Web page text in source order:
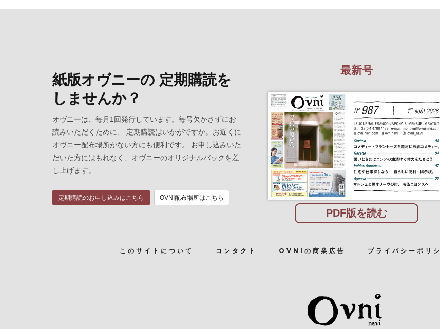
紙版オヴニーの 定期購読を
しませんか？
オヴニーは、毎月1回発行しています。毎号欠かさずにお
読みいただくために、 定期購読はいかがですか。お近くに
オヴニー配布場所がない方にも便利です。 お申し込みいた
だいた方にはもれなく、オヴニーのオリジナルバックを差
し上げます。
定期購読のお申し込みはこちら OVNI配布場所はこちら
最新号
PDF版を読む
このサイトについて コンタクト OVNIの商業広告 プライバシーポリシ